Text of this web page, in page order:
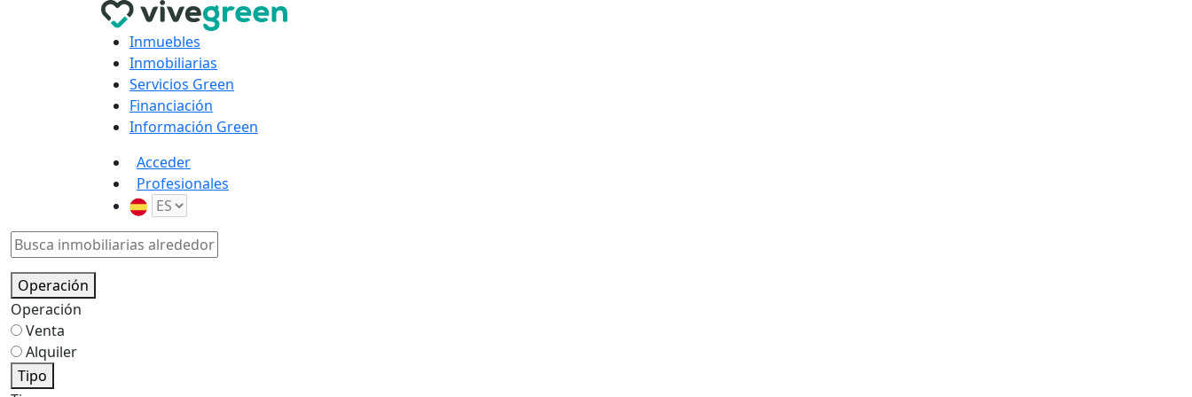
Inmuebles
Inmobiliarias
Servicios Green
Financiación
Información Green
Acceder
Profesionales
Operación
Operación
Venta
Alquiler
Tipo